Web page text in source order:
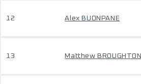
12 Alex BUONPANE
13 Matthew BROUGHTON